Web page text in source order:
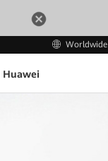
Worldwide
Huawei